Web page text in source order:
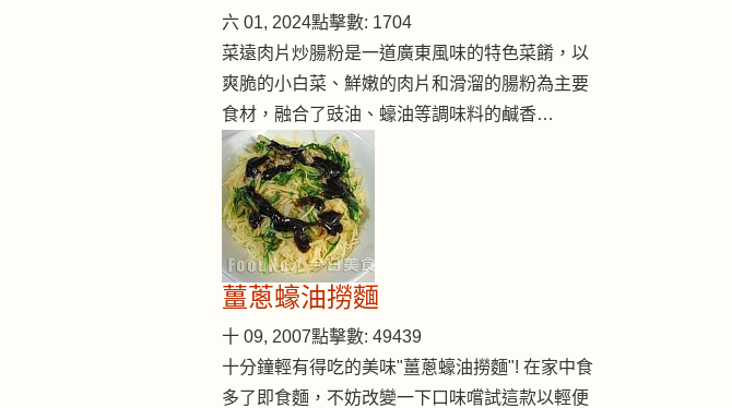
六 01, 2024點擊數: 1704
菜遠肉片炒腸粉是一道廣東風味的特色菜餚，以
爽脆的小白菜、鮮嫩的肉片和滑溜的腸粉為主要
食材，融合了豉油、蠔油等調味料的鹹香…
薑蔥蠔油撈麵
十 09, 2007點擊數: 49439
十分鐘輕有得吃的美味"薑蔥蠔油撈麵"! 在家中食
多了即食麵，不妨改變一下口味嚐試這款以輕便